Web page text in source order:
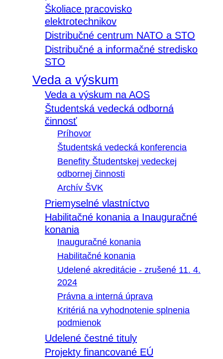
Školiace pracovisko
elektrotechnikov
Distribučné centrum NATO a STO
Distribučné a informačné stredisko
STO
Veda a výskum
Veda a výskum na AOS
Študentská vedecká odborná
činnosť
Príhovor
Študentská vedecká konferencia
Benefity Študentskej vedeckej
odbornej činnosti
Archív ŠVK
Priemyselné vlastníctvo
Habilitačné konania a Inauguračné
konania
Inauguračné konania
Habilitačné konania
Udelené akreditácie - zrušené 11. 4.
2024
Právna a interná úprava
Kritériá na vyhodnotenie splnenia
podmienok
Udelené čestné tituly
Projekty financované EÚ